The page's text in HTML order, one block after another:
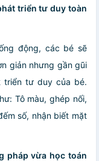
triển tư duy toàn
động, các bé sẽ
giản nhưng gần gũi
triển tư duy của bé.
Tô màu, ghép nối,
số, nhận biết mặt
pháp vừa học toán